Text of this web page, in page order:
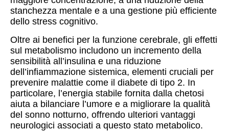
stanchezza mentale e a una gestione più efficiente
dello stress cognitivo.
Oltre ai benefici per la funzione cerebrale, gli effetti
sul metabolismo includono un incremento della
sensibilità all’insulina e una riduzione
dell’infiammazione sistemica, elementi cruciali per
prevenire malattie come il diabete di tipo 2. In
particolare, l’energia stabile fornita dalla chetosi
aiuta a bilanciare l’umore e a migliorare la qualità
del sonno notturno, offrendo ulteriori vantaggi
neurologici associati a questo stato metabolico.